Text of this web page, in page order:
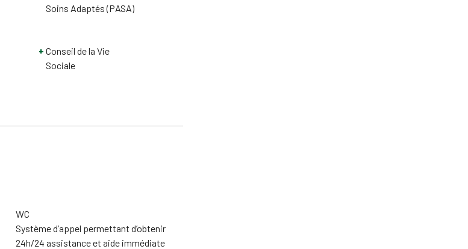
Soins Adaptés (PASA)
Conseil de la Vie
Sociale
WC
Système d’appel permettant d’obtenir
24h/24 assistance et aide immédiate